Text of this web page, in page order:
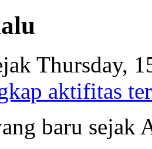
Thursday,
aktifitas
baru sejak